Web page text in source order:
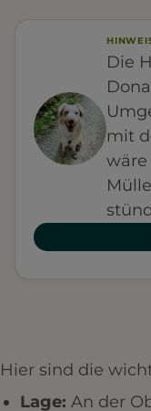
Die
mit
wäre
Hier sind die
Lage: An der